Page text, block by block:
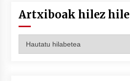
Artxiboak hilez hile
hilez